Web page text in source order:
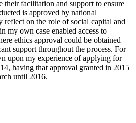
their facilitation and support to ensure
is approved by national
reflect on the role of social capital and
my own case enabled access to
ethics approval could be obtained
support throughout the process. For
upon my experience of applying for
having that approval granted in 2015
until 2016.